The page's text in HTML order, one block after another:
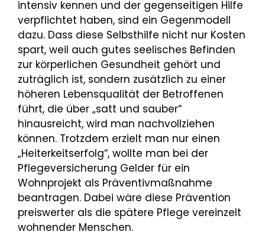
intensiv kennen und der gegenseitigen Hilfe
verpflichtet haben, sind ein Gegenmodell
dazu. Dass diese Selbsthilfe nicht nur Kosten
spart, weil auch gutes seelisches Befinden
zur körperlichen Gesundheit gehört und
zuträglich ist, sondern zusätzlich zu einer
höheren Lebensqualität der Betroffenen
führt, die über „satt und sauber“
hinausreicht, wird man nachvollziehen
können. Trotzdem erzielt man nur einen
„Heiterkeitserfolg“, wollte man bei der
Pflegeversicherung Gelder für ein
Wohnprojekt als Präventivmaßnahme
beantragen. Dabei wäre diese Prävention
preiswerter als die spätere Pflege vereinzelt
wohnender Menschen.